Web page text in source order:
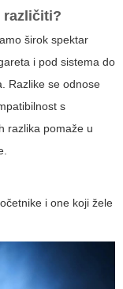
različiti?
širok spektar
i pod sistema do
Razlike se odnose
s
razlika pomaže u
i one koji žele